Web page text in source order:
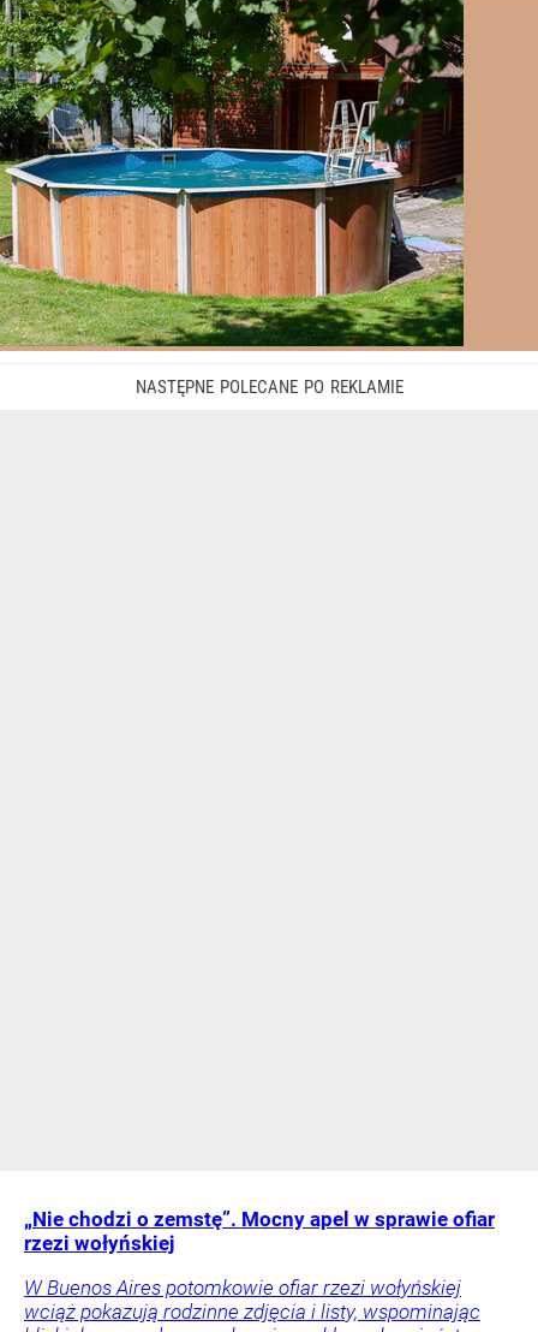
„Nie chodzi o zemstę”. Mocny apel w sprawie ofiar
rzezi wołyńskiej
W Buenos Aires potomkowie ofiar rzezi wołyńskiej
wciąż pokazują rodzinne zdjęcia i listy, wspominając